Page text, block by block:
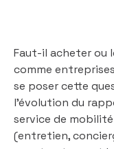
Faut-il acheter ou
comme
se poser cette
l’évolution du
service de
(entretien,